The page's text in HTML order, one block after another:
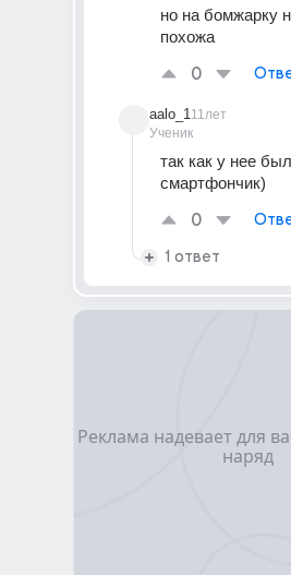
но на бомжарку
похожа
0
aalo_1
Ученик
11лет
так как у нее был
смартфончик)
0
1 ответ